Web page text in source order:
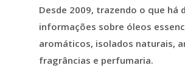
Desde 2009, trazendo o que há
informações sobre óleos
aromáticos, isolados naturais,
fragrâncias e perfumaria.